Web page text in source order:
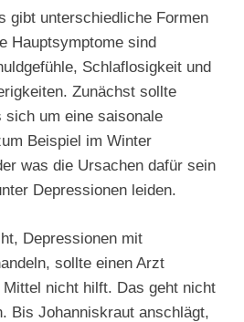
gibt unterschiedliche Formen
Hauptsymptome sind
Schlaflosigkeit und
Zunächst sollte
sich um eine saisonale
Beispiel im Winter
was die Ursachen dafür sein
Depressionen leiden.
Depressionen mit
sollte einen Arzt
nicht hilft. Das geht nicht
Bis Johanniskraut anschlägt,